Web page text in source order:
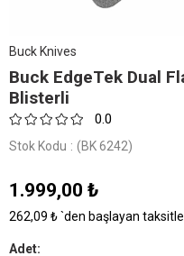
Buck Knives
Buck EdgeTek Dual
Blisterli
0.0
Stok Kodu (BK 6242)
1.999,00 ₺
262,09 ₺`den başlayan